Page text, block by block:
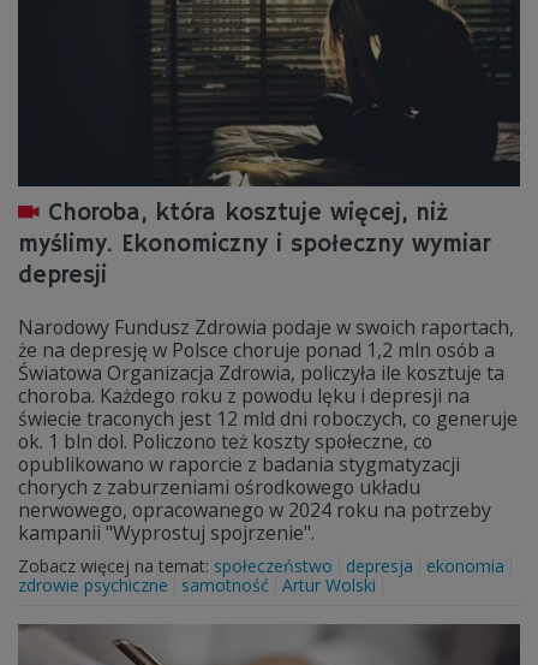
Choroba, która kosztuje więcej, niż
myślimy. Ekonomiczny i społeczny wymiar
depresji
Narodowy Fundusz Zdrowia podaje w swoich raportach,
że na depresję w Polsce choruje ponad 1,2 mln osób a
Światowa Organizacja Zdrowia, policzyła ile kosztuje ta
choroba. Każdego roku z powodu lęku i depresji na
świecie traconych jest 12 mld dni roboczych, co generuje
ok. 1 bln dol. Policzono też koszty społeczne, co
opublikowano w raporcie z badania stygmatyzacji
chorych z zaburzeniami ośrodkowego układu
nerwowego, opracowanego w 2024 roku na potrzeby
kampanii "Wyprostuj spojrzenie".
Zobacz więcej na temat: społeczeństwo depresja
ekonomia
zdrowie psychiczne
samotność Artur Wolski